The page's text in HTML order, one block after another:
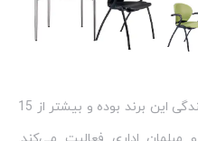
فروشگاه باتاب وارنا البرز دارای نمایندگی این برند بوده و بیشتر از 15